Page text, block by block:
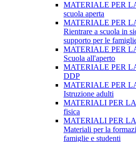
MATERIALE PER
scuola aperta
MATERIALE PER
Rientrare a scuola in
supporto per le
MATERIALE PER
Scuola all'aperto
MATERIALE PER
DDP
MATERIALE PER
Istruzione adulti
MATERIALI PER
fisica
MATERIALI PER
Materiali per la
famiglie e studenti